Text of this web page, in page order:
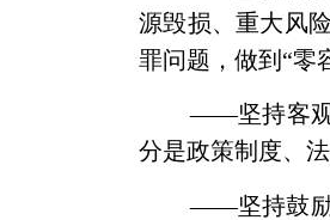
源毁损、重大风
罪问题，做到“零
——坚持客观
分是政策制度、
——坚持鼓励